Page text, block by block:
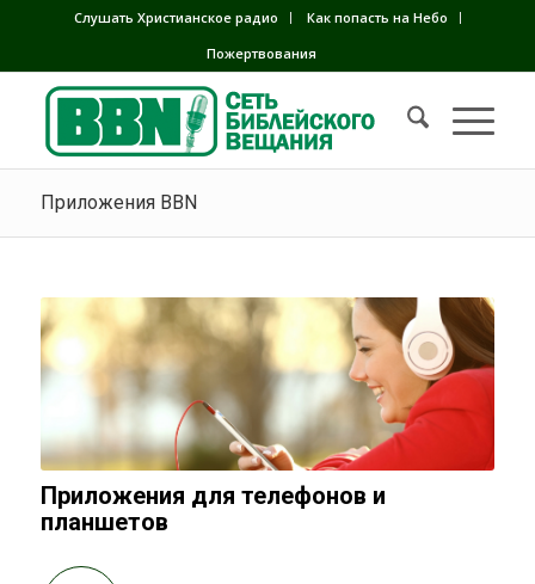
Слушать Христианское радио
Как попасть на Небо
Пожертвования
Приложения BBN
Приложения для телефонов и
планшетов